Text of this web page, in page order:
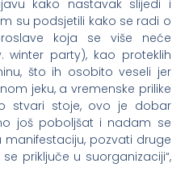
kako nastavak slijedi i
su podsjetili kako se radi o
koja se više neće
winter party), kao proteklih
što ih osobito veseli jer
jeku, a vremenske prilike
stvari stoje, ovo je dobar
još poboljšat i nadam se
pozvati druge
priključe u suorganizaciji“,